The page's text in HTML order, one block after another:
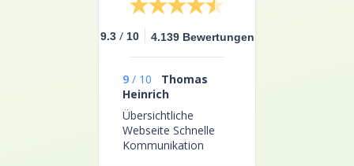
9.3 / 10 4.139 Bewertungen
9 / 10
Thomas
Heinrich
Übersichtliche
Webseite Schnelle
Kommunikation